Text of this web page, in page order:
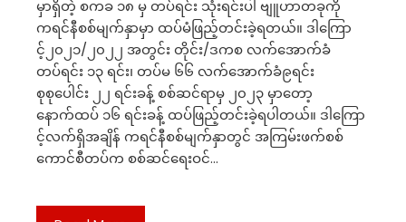
မှာရှိတဲ့ စကခ ၁၈ မှ တပ်ရင်း သုံးရင်းပါ ဗျူဟာတခုကို
ကရင်နီစစ်မျက်နှာမှာ ထပ်မံဖြည့်တင်းခဲ့ရတယ်။ ဒါကြော
င့်၂၀၂၁/၂၀၂၂ အတွင်း တိုင်း/ဒကစ လက်အောက်ခံ
တပ်ရင်း ၁၃ ရင်း၊ တပ်မ ၆၆ လက်အောက်ခံ၉ရင်း
စုစုပေါင်း ၂၂ ရင်းခန့် စစ်ဆင်ရာမှ ၂၀၂၃ မှာတော့
နောက်ထပ် ၁၆ ရင်းခန့် ထပ်ဖြည့်တင်းခဲ့ရပါတယ်။ ဒါကြော
င့်လက်ရှိအချိန် ကရင်နီစစ်မျက်နှာတွင် အကြမ်းဖက်စစ်
ကောင်စီတပ်က စစ်ဆင်ရေးဝင်…